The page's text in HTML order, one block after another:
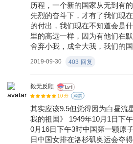
历程，一个新的国家从无到有
先烈的奋斗下，才有了我们现
的付出，我们现在不知道会是
里的高远一样，因为有他们在
舍弃小我，成全大我，我们的
行，当年建国时被别人武力威
安，不会再成为别人讹诈的对
愿！！！
2019-09-30 403 回复
毅无反顾
10 分 购票
其实应该9.5但觉得因为白昼流星而
我的祖国》 1949年10月1日下
0月16日下午3时中国第一颗原
日中国女排在洛杉矶奥运会夺